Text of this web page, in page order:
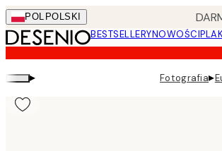
Skip
to
main
content.
POL POLSKI
BESTSELLERYNOWOŚCI
▸ Fotografia▸